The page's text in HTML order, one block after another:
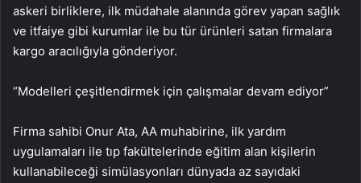
askeri birliklere, ilk müdahale alanında görev yapan sağlık
ve itfaiye gibi kurumlar ile bu tür ürünleri satan firmalara
kargo aracılığıyla gönderiyor.
“Modelleri çeşitlendirmek için çalışmalar devam ediyor”
Firma sahibi Onur Ata, AA muhabirine, ilk yardım
uygulamaları ile tıp fakültelerinde eğitim alan kişilerin
kullanabileceği simülasyonları dünyada az sayıdaki